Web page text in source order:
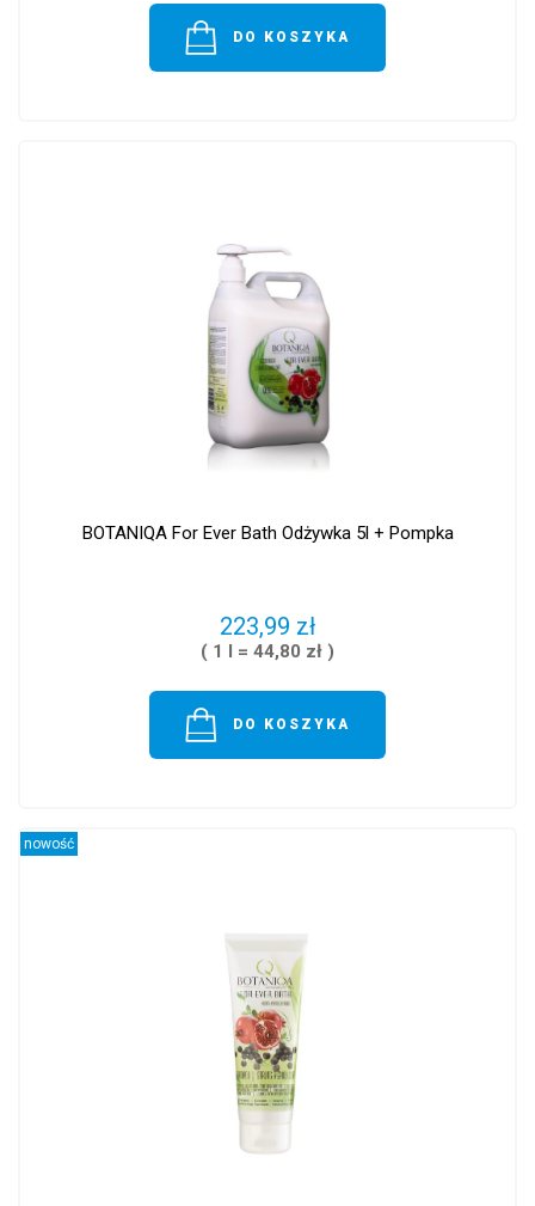
DO KOSZYKA
BOTANIQA For Ever Bath Odżywka 5l + Pompka
223,99 zł
( 1 l = 44,80 zł )
DO KOSZYKA
nowość